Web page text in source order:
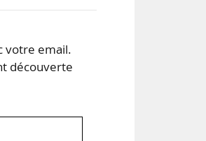
votre email.
découverte